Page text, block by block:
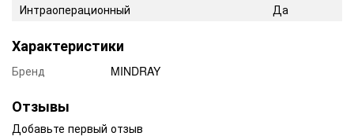
Интраоперационный
Да
Характеристики
Бренд MINDRAY
Отзывы
Добавьте первый отзыв